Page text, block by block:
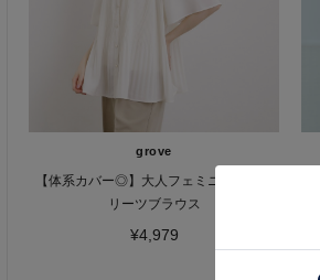
grove
【体系カバー◎】大人フェミニン消しプ
リーツブラウス
¥4,979